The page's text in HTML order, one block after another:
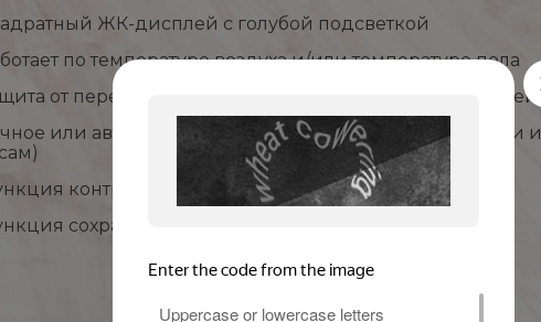
ЖК-дисплей с голубой подсветкой
по температуре воздуха и/или температуре пола
от перегрева и замерзания, режим защиты от детей
или автоматическое управление (по дням недели и
контроля потребления энергии
сохранения информации